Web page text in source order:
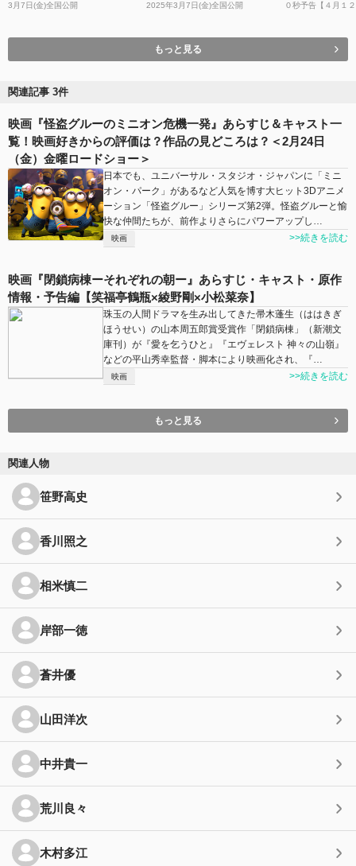
3月7日(金)全国公開 2025年3月7日(金)全国公開
０秒予告【４月１
もっと見る
関連記事 3件
映画『怪盗グルーのミニオン危機一発』あらすじ＆キャスト一
覧！映画好きからの評価は？作品の見どころは？＜2月24日
（金）金曜ロードショー＞
日本でも、ユニバーサル・スタジオ・ジャパンに「ミニ
オン・パーク」があるなど人気を博す大ヒット3Dアニメ
ーション「怪盗グルー」シリーズ第2弾。怪盗グルーと愉
快な仲間たちが、前作よりさらにパワーアップし…
映画 >>続きを読む
映画『閉鎖病棟ーそれぞれの朝ー』あらすじ・キャスト・原作
情報・予告編【笑福亭鶴瓶×綾野剛×小松菜奈】
珠玉の人間ドラマを生み出してきた帚木蓬生（ははきぎ
ほうせい）の山本周五郎賞受賞作「閉鎖病棟」（新潮文
庫刊）が『愛を乞うひと』『エヴェレスト 神々の山嶺』
などの平山秀幸監督・脚本により映画化され、『…
映画 >>続きを読む
もっと見る
関連人物
笹野高史
香川照之
相米慎二
岸部一徳
蒼井優
山田洋次
中井貴一
荒川良々
木村多江